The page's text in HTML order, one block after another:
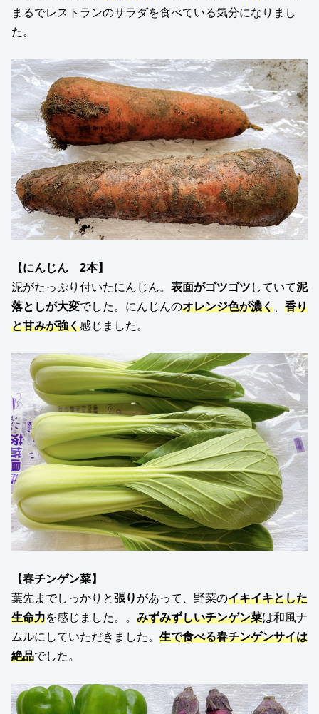
まるでレストランのサラダを食べている気分になりまし
た。
【にんじん 2本】
泥がたっぷり付いたにんじん。 表面がゴツゴツ していて泥
落としが大変でした。にんじんのオレンジ色が濃く
香り
と甘みが強く感じました。
【春チンゲン菜】
葉先までしっかりと張り があって、野菜のイキイキとした
生命力を感じました。。 みずみずしいチンゲン菜は和風ナ
ムルにしていただきました。 生で食べる春チンゲンサイは
絶品でした。